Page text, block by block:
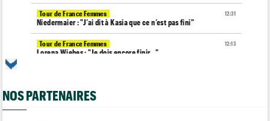
12:31
Tour de France Femmes
Niedermaier : "J’ai dit à Kasia que ce n’est pas fini"
12:13
Tour de France Femmes
Lorena Wiebes : "Je dois encore finir..."
NOS PARTENAIRES